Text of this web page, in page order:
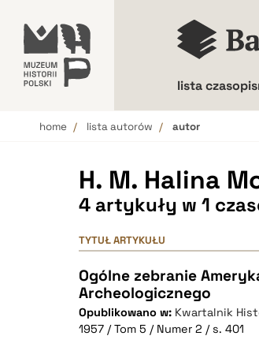
lista
home lista autorów autor
H. M. Halina
4 artykuły w 1
TYTUŁ ARTYKUŁU
Ogólne zebranie
Archeologicznego
Opublikowano w: Kwartalnik
1957 / Tom 5 / Numer 2 / s. 401